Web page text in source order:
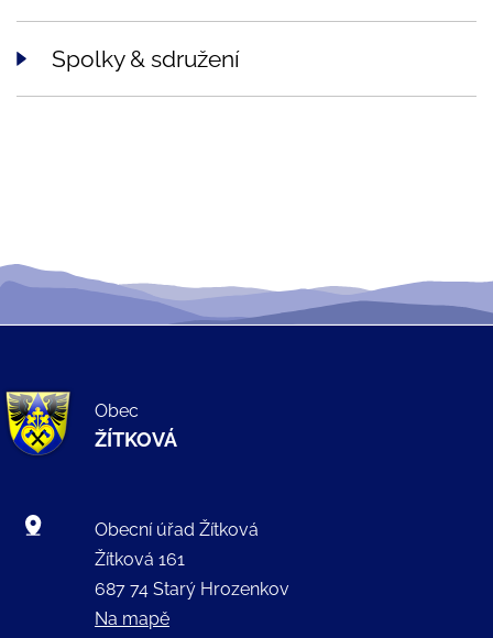
Spolky & sdružení
Obec
ŽÍTKOVÁ
Obecní úřad Žítková
Žítková 161
687 74 Starý Hrozenkov
Na mapě